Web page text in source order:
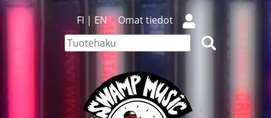
FI | EN Omat tiedot